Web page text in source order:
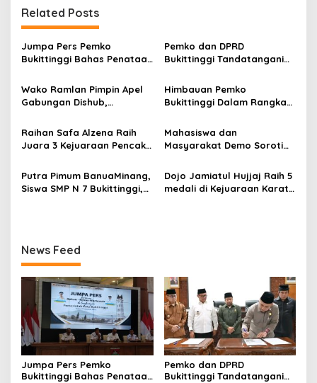
s
i
p
s
Related Posts
Jumpa Pers Pemko
Bukittinggi Bahas Penataan
Kampus UFDK
Pemko dan DPRD
Bukittinggi Tandatangani
Perubahan KUA-PPAS APBD
2026
Wako Ramlan Pimpin Apel
Gabungan Dishub,
Persiapan Angkutan Gratis
Pelajar
Himbauan Pemko
Bukittinggi Dalam Rangka
Tahun ke-81 Kemerdekaan
Republik Indonesia
Raihan Safa Alzena Raih
Juara 3 Kejuaraan Pencak
Sumatera Barat
Mahasiswa dan
Masyarakat Demo Soroti
PP, GMNI Bukittinggi
Kecewa Wali Kota dan
DPRD Tak Hadir Temui
Putra Pimum BanuaMinang,
Siswa SMP N 7 Bukittinggi,
Gadang Inkanas Bukittinggi
Dojo Jamiatul Hujjaj Raih 5
medali di Kejuaraan Karate
News Feed
Jumpa Pers Pemko
Bukittinggi Bahas Penataan
Pemko dan DPRD
Bukittinggi Tandatangani